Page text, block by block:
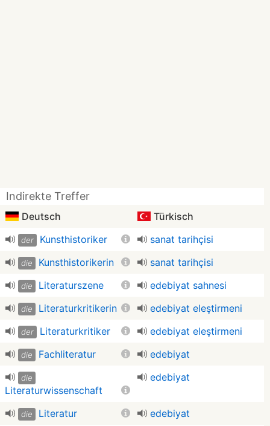
Indirekte Treffer
Deutsch Türkisch
der Kunsthistoriker sanat tarihçisi
die Kunsthistorikerin sanat tarihçisi
die Literaturszene edebiyat sahnesi
die Literaturkritikerin edebiyat eleştirmeni
der Literaturkritiker edebiyat eleştirmeni
die Fachliteratur edebiyat
die
Literaturwissenschaft
edebiyat
die Literatur edebiyat